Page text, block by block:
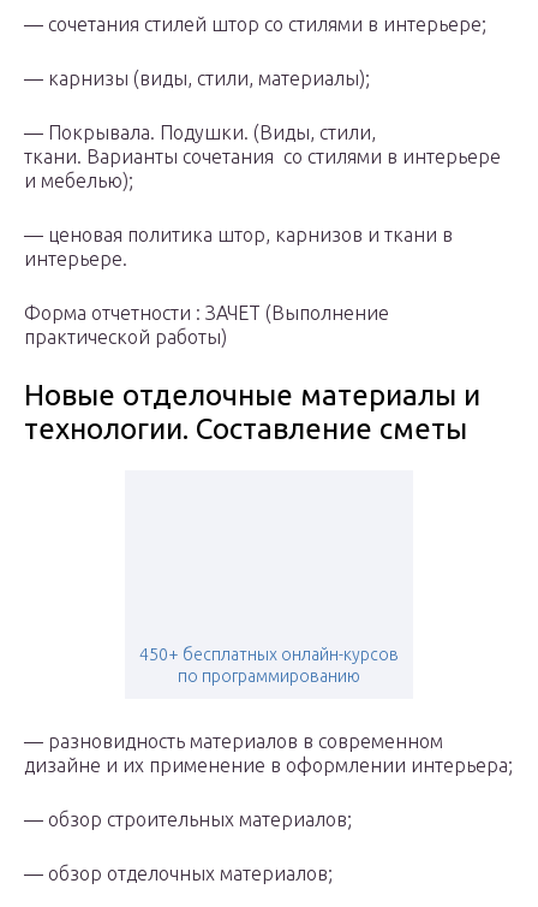
— сочетания стилей штор со стилями в интерьере;
— карнизы (виды, стили, материалы);
— Покрывала. Подушки. (Виды, стили,
ткани. Варианты сочетания со стилями в интерьере
и мебелью);
— ценовая политика штор, карнизов и ткани в
интерьере.
Форма отчетности : ЗАЧЕТ (Выполнение
практической работы)
Новые отделочные материалы и
технологии. Составление сметы
450+ бесплатных онлайн-курсов
по программированию
— разновидность материалов в современном
дизайне и их применение в оформлении интерьера;
— обзор строительных материалов;
— обзор отделочных материалов;